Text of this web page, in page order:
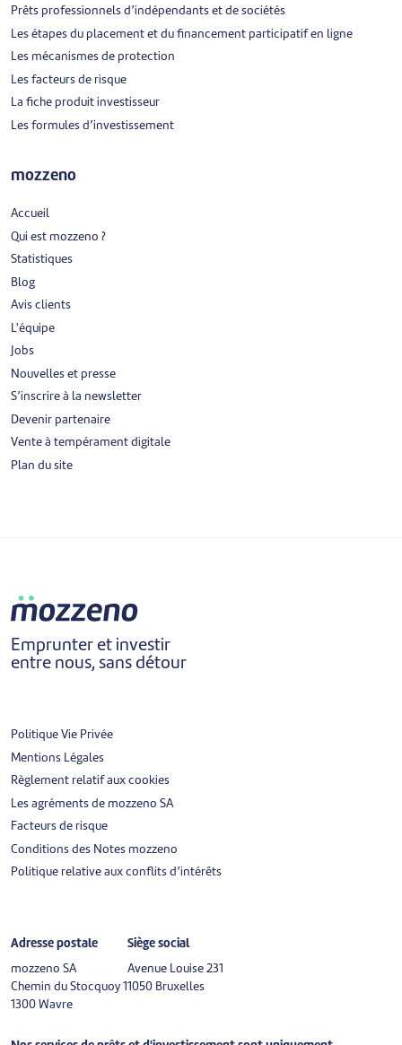
Prêts professionnels d’indépendants et de sociétés
Les étapes du placement et du financement participatif en ligne
Les mécanismes de protection
Les facteurs de risque
La fiche produit investisseur
Les formules d’investissement
mozzeno
Accueil
Qui est mozzeno ?
Statistiques
Blog
Avis clients
L'équipe
Jobs
Nouvelles et presse
S’inscrire à la newsletter
Devenir partenaire
Vente à tempérament digitale
Plan du site
Emprunter et investir
entre nous, sans détour
Politique Vie Privée
Mentions Légales
Règlement relatif aux cookies
Les agréments de mozzeno SA
Facteurs de risque
Conditions des Notes mozzeno
Politique relative aux conflits d’intérêts
Adresse postale
mozzeno SA
Chemin du Stocquoy 1
1300 Wavre
Siège social
Avenue Louise 231
1050 Bruxelles